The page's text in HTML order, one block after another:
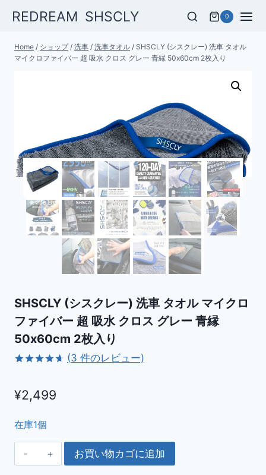
REDREAM SHSCLY 0
Home / ショップ / 洗車 / 洗車タオル / SHSCLY (シスクレー) 洗車 タオル
マイクロファイバー 超 吸水 クロス グレー 青縁 50x60cm 2枚入り
SHSCLY (シスクレー) 洗車 タオル マイクロ
ファイバー 超 吸水 クロス グレー 青縁
50x60cm 2枚入り
基づく5段
階評価の
4.67点
(3 件のレビュー)
¥2,499
在庫1個
SHSCLY
(シ
お買い物カゴに追加